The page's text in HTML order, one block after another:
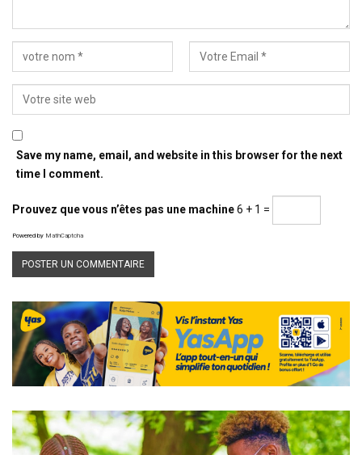
Save my name, email, and website in this browser for the next
time I comment.
Prouvez que vous n’êtes pas une machine6 + 1 =
Powered by MathCaptcha